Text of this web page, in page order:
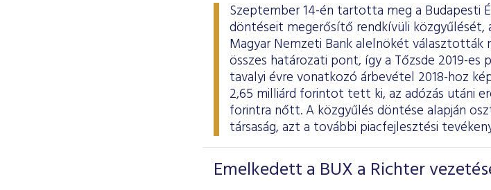
Szeptember 14-én tartotta meg a Budapesti
döntéseit megerősítő rendkívüli közgyűlését,
Magyar Nemzeti Bank alelnökét választották
összes határozati pont, így a Tőzsde 2019-es
tavalyi évre vonatkozó árbevétel 2018-hoz
2,65 milliárd forintot tett ki, az adózás utáni
forintra nőtt. A közgyűlés döntése alapján
társaság, azt a további piacfejlesztési
Emelkedett a BUX a Richter